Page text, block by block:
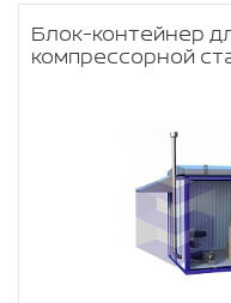
Блок-контейнер
компрессорной